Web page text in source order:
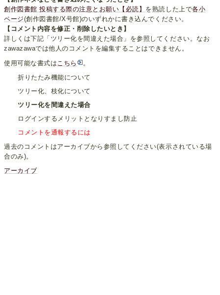
創作図書館 投稿する際の注意とお願い【必読】 を熟読した上で各小
ページ(創作図書館/X号館)のいずれかに書き込んでください。
【コメント内容を修正・削除したいとき】
詳しくは下記「ツリー化を間違えた場合」を参照してください。なお
zawazawaでは他人のコメントを編集することはできません。
使用可能な書式はこちら
。
折りたたみ機能について
ツリー化、枝化について
ツリー化を間違えた場合
ログインするメリットとなりすまし防止
コメントを通報するには
過去のコメントはアーカイブから参照してください(表示されている場
合のみ)。
アーカイブ